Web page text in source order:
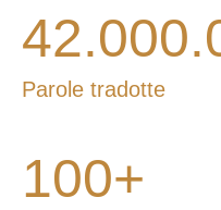
Parole tradotte
100+